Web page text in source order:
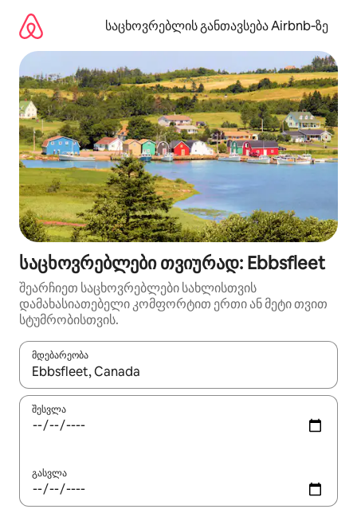
გადასვლა
საცხოვრებლის განთავსება Airbnb‑ზე
საცხოვრებლები თვიურად: Ebbsfleet
შეარჩიეთ საცხოვრებლები სახლისთვის
დამახასიათებელი კომფორტით ერთი ან მეტი თვით
სტუმრობისთვის.
მდებარეობა
როცა შედეგები ხელმისაწვდომი გახდება, ნავიგაციისთვის
შესვლა
გასვლა